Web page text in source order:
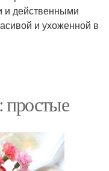
и действенными
и ухоженной в
простые